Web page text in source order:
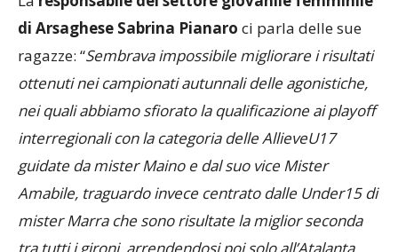
La responsabile del settore giovanile femminile
di Arsaghese Sabrina Pianaro
ci parla delle sue
ragazze: “
Sembrava impossibile migliorare i risultati
ottenuti nei campionati autunnali delle agonistiche,
nei quali abbiamo sfiorato la qualificazione ai playoff
interregionali con la categoria delle AllieveU17
guidate da mister Maino e dal suo vice Mister
Amabile, traguardo invece centrato dalle Under15 di
mister Marra che sono risultate la miglior seconda